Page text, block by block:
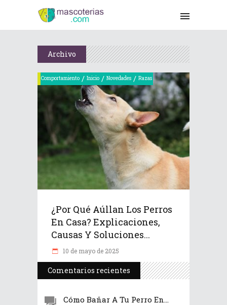
Archivo
Comportamiento / Inicio / Novedades / Razas
¿Por Qué Aúllan Los Perros
En Casa? Explicaciones,
Causas Y Soluciones...
10 de mayo de 2025
Comentarios recientes
Cómo Bañar A Tu Perro En...